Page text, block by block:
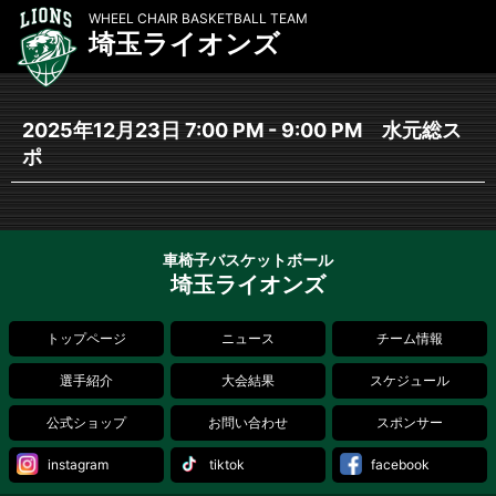
WHEEL CHAIR BASKETBALL TEAM
埼玉ライオンズ
2025年12月23日 7:00 PM - 9:00 PM 水元総ス
ポ
車椅子バスケットボール
埼玉ライオンズ
トップページ ニュース チーム情報
選手紹介 大会結果 スケジュール
公式ショップ お問い合わせ スポンサー
instagram tiktok facebook